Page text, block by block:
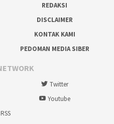
REDAKSI
DISCLAIMER
KONTAK KAMI
PEDOMAN MEDIA SIBER
Twitter
Youtube
RSS